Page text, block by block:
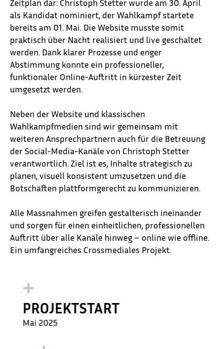
Zeitplan dar: Christoph Stetter wurde am 30. April
als Kandidat nominiert, der Wahlkampf startete
bereits am 01. Mai. Die Website musste somit
praktisch über Nacht realisiert und live geschaltet
werden. Dank klarer Prozesse und enger
Abstimmung konnte ein professioneller,
funktionaler Online-Auftritt in kürzester Zeit
umgesetzt werden.
Neben der Website und klassischen
Wahlkampfmedien sind wir gemeinsam mit
weiteren Ansprechpartnern auch für die Betreuung
der Social-Media-Kanäle von Christoph Stetter
verantwortlich. Ziel ist es, Inhalte strategisch zu
planen, visuell konsistent umzusetzen und die
Botschaften plattformgerecht zu kommunizieren.
Alle Massnahmen greifen gestalterisch ineinander
und sorgen für einen einheitlichen, professionellen
Auftritt über alle Kanäle hinweg – online wie offline.
Ein umfangreiches Crossmediales Projekt.
PROJEKTSTART
Mai 2025